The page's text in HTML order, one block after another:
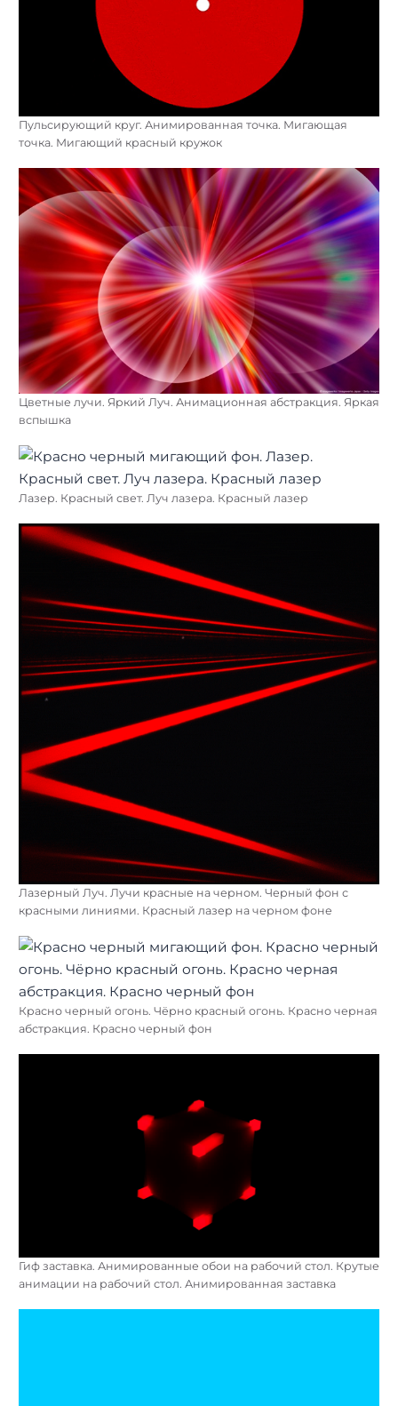
Пульсирующий круг. Анимированная точка. Мигающая
точка. Мигающий красный кружок
Цветные лучи. Яркий Луч. Анимационная абстракция. Яркая
вспышка
Лазер. Красный свет. Луч лазера. Красный лазер
Лазерный Луч. Лучи красные на черном. Черный фон с
красными линиями. Красный лазер на черном фоне
Красно черный огонь. Чёрно красный огонь. Красно черная
абстракция. Красно черный фон
Гиф заставка. Анимированные обои на рабочий стол. Крутые
анимации на рабочий стол. Анимированная заставка